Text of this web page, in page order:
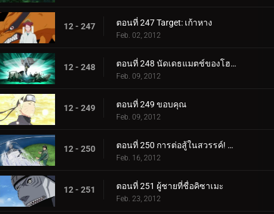
12 - 247 ตอนที่ 247 Target: เก้าหาง
Feb. 02, 2012
12 - 248 ตอนที่ 248 นัดเดธแมตช์ของโฮคาเงะรุ่นที่ 4!
Feb. 09, 2012
12 - 249 ตอนที่ 249 ขอบคุณ
Feb. 09, 2012
12 - 250 ตอนที่ 250 การต่อสู้ในสวรรค์! สัตว์ร้ายปะทะสัตว์ประหลาด!
Feb. 16, 2012
12 - 251 ตอนที่ 251 ผู้ชายที่ชื่อคิซาเมะ
Feb. 23, 2012